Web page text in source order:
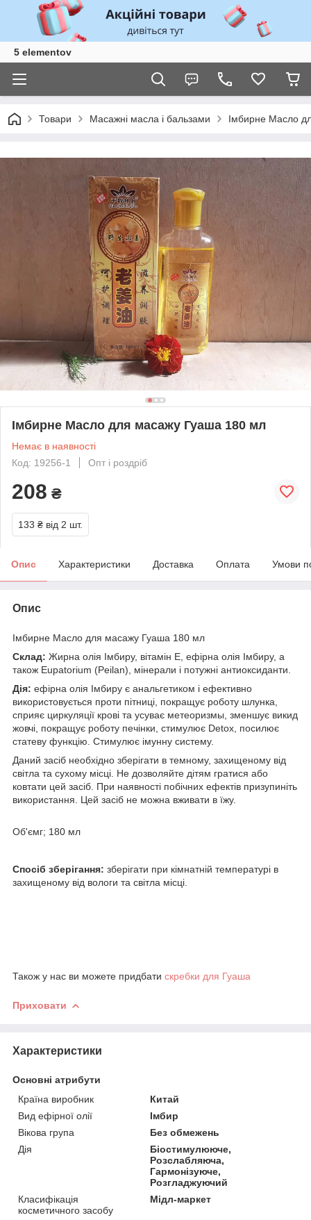
5 elementov
Товари Масажні масла і бальзами Імбирне Масло
Імбирне Масло для масажу Гуаша 180 мл
Немає в наявності
Код: 19256-1
Опт і роздріб
208 ₴
133 ₴ від 2 шт.
Опис Характеристики Доставка Оплата Умови
Опис
Імбирне Масло для масажу Гуаша 180 мл
Склад: Жирна олія Імбиру, вітамін Е, ефірна олія Імбиру, а
також Eupatorium (Peilan), мінерали і потужні антиоксиданти.
Дія: ефірна олія Імбиру є анальгетиком і ефективно
використовується проти пітниці, покращує роботу шлунка,
сприяє циркуляції крові та усуває метеоризмы, зменшує викид
жовчі, покращує роботу печінки, стимулює Detox, посилює
статеву функцію. Стимулює імунну систему.
Даний засіб необхідно зберігати в темному, захищеному від
світла та сухому місці. Не дозволяйте дітям гратися або
ковтати цей засіб. При наявності побічних ефектів призупиніть
використання. Цей засіб не можна вживати в їжу.
Об'ємг; 180 мл
Спосіб зберігання: зберігати при кімнатній температурі в
захищеному від вологи та світла місці.
Також у нас ви можете придбати скребки для Гуаша
Приховати
Характеристики
Основні атрибути
Країна виробник
Китай
Вид ефірної олії
Імбир
Вікова група
Без обмежень
Дія
Біостимулююче,
Розслабляюча,
Гармонізуюче,
Розгладжуючий
Класифікація
косметичного засобу
Мідл-маркет